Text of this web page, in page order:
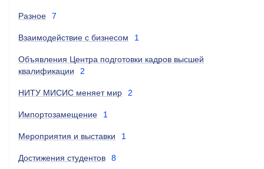
Разное 7
Взаимодействие с бизнесом 1
Объявления Центра подготовки кадров высшей
квалификации
2
НИТУ МИСИС меняет мир 2
Импортозамещение 1
Мероприятия и выставки 1
Достижения студентов 8